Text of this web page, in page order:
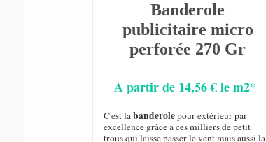
Banderole
publicitaire micro
perforée 270 Gr
A partir de 14,56 € le m2*
C'est labanderolepour extérieur par
excellence grâce a ces milliers de petit
trous qui laisse passer le vent mais aussi la